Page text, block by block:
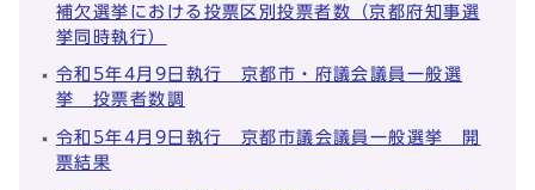
補欠選挙における投票区別投票者数（京都府知事選
挙同時執行）
令和5年4月9日執行 京都市・府議会議員一般選
挙 投票者数調
令和5年4月9日執行 京都市議会議員一般選挙 開
票結果